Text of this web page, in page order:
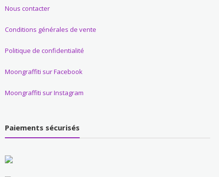
Nous contacter
Conditions générales de vente
Politique de confidentialité
Moongraffiti sur Facebook
Moongraffiti sur Instagram
Paiements sécurisés